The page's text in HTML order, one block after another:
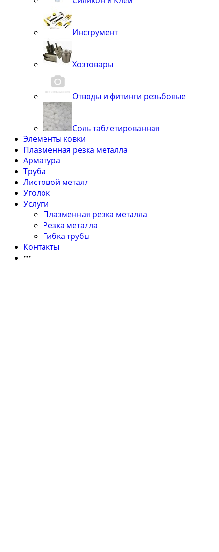
Инструмент
Хозтовары
Отводы и фитинги резьбовые
Соль таблетированная
Элементы ковки
Плазменная резка металла
Арматура
Труба
Листовой металл
Уголок
Услуги
Плазменная резка металла
Резка металла
Гибка трубы
Контакты